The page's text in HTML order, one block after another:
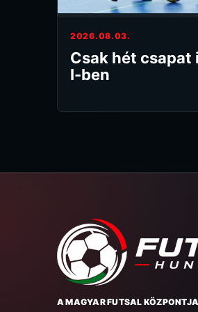
2026.08.03.
Csak hét csapat
I-ben
A MAGYAR FUTSAL KÖZPONTJA